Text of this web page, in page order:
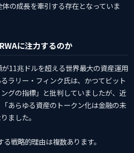
の成長を牽引する存在となっていま
に注力するのか
11兆ドルを超える世界最大の資産運用
ラリー・フィンク氏は、かつてビット
グの指標」と批判していましたが、近
あらゆる資産のトークン化は金融の未
ました。
戦略的理由は複数あります。